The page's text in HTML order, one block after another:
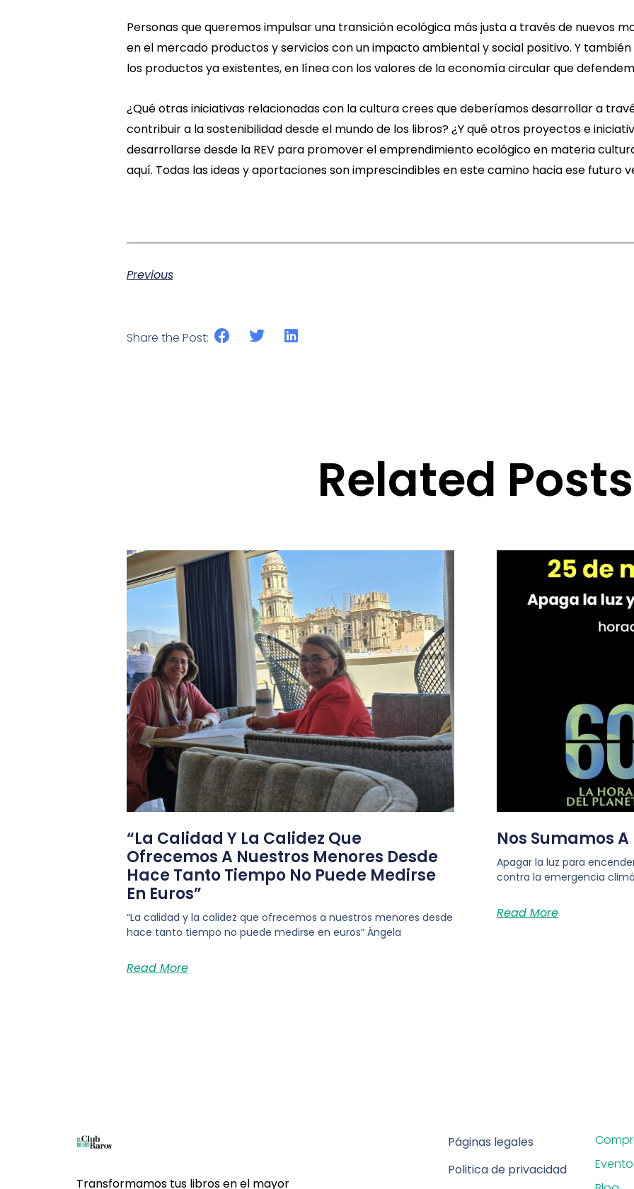
Personas que queremos impulsar una transición ecológica más justa a través de nuevos
en el mercado productos y servicios con un impacto ambiental y social positivo. Y
los productos ya existentes, en línea con los valores de la economía circular que
¿Qué otras iniciativas relacionadas con la cultura crees que deberíamos desarrollar a
contribuir a la sostenibilidad desde el mundo de los libros? ¿Y qué otros proyectos e
desarrollarse desde la REV para promover el emprendimiento ecológico en materia
aquí. Todas las ideas y aportaciones son imprescindibles en este camino hacia ese futuro
Previous
Share the Post:
Related Posts
“La Calidad Y La Calidez Que
Ofrecemos A Nuestros Menores Desde
Hace Tanto Tiempo No Puede Medirse
En Euros”
“La calidad y la calidez que ofrecemos a nuestros menores desde
hace tanto tiempo no puede medirse en euros” Ángela
Read More
Nos Sumamos
Apagar la luz para
contra la emergencia
Read More
Transformamos tus libros en el mayor
Páginas legales
Politica de privacidad